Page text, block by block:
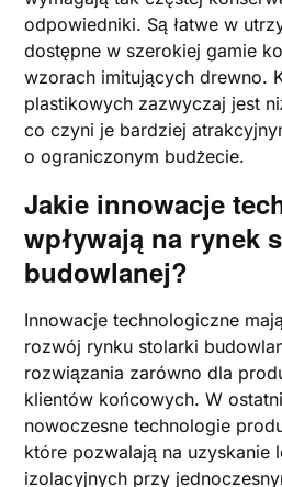
odpowiedniki. Są łatwe w
dostępne w szerokiej gamie
wzorach imitujących drewno.
plastikowych zazwyczaj jest
co czyni je bardziej
o ograniczonym budżecie.
Jakie innowacje
wpływają na rynek
budowlanej?
Innowacje technologiczne
rozwój rynku stolarki
rozwiązania zarówno dla
klientów końcowych. W
nowoczesne technologie
które pozwalają na uzyskanie
izolacyjnych przy